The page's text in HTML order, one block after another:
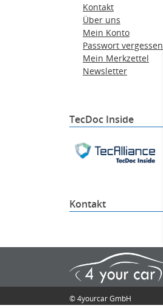
Kontakt
Über uns
Mein Konto
Passwort vergessen
Mein Merkzettel
Newsletter
TecDoc Inside
Kontakt
© 4yourcar GmbH